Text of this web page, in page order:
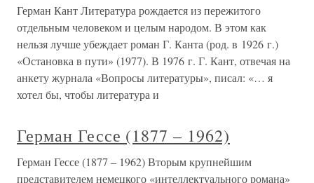
Герман Кант Литература рождается из пережитого
отдельным человеком и целым народом. В этом как
нельзя лучше убеждает роман Г. Канта (род. в 1926 г.)
«Остановка в пути» (1977). В 1976 г. Г. Кант, отвечая на
анкету журнала «Вопросы литературы», писал: «… я
хотел бы, чтобы литература и
Герман Гессе (1877 – 1962)
Герман Гессе (1877 – 1962) Вторым крупнейшим
представителем немецкого «интеллектуального романа»